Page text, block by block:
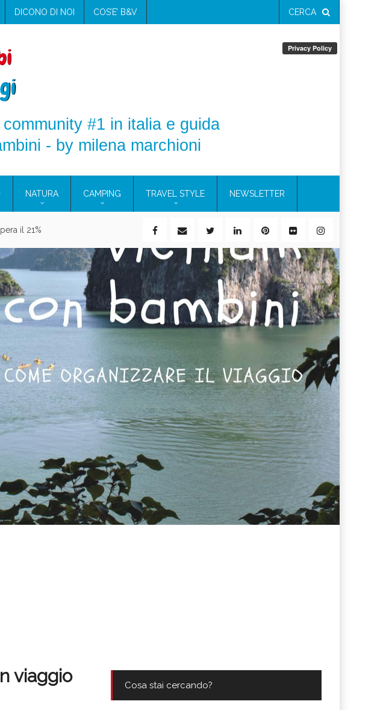
DICONO DI NOI COS’E’ B&V CERCA
#1 in italia e guida
- by milena marchioni
NATURA CAMPING TRAVEL STYLE NEWSLETTER
mia valigia (e la pelle sensibile)
Marine di Marina di Camerota
i bambini: come trovare l’offerta migliore?
viaggio estate 2026: lo sconto Columbus supera il 21%
viaggio
Cosa stai cercando?